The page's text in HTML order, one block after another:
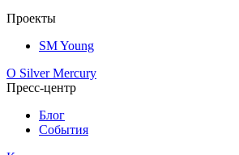
Проекты
SM Young
О Silver Mercury
Пресс-центр
Блог
События